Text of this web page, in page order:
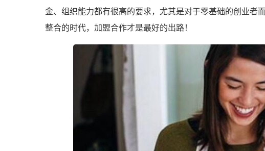
金、组织能力都有很高的要求，尤其是对于零基础的创业者
整合的时代，加盟合作才是最好的出路！